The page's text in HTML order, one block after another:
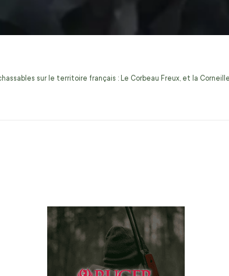
sur le territoire français : Le Corbeau Freux, et la